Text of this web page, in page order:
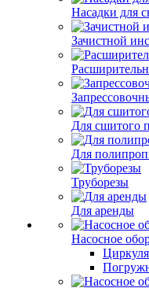
Насадки для
Зачистной
Для сшитого
Для
Труборезы
Для аренды
Насосное